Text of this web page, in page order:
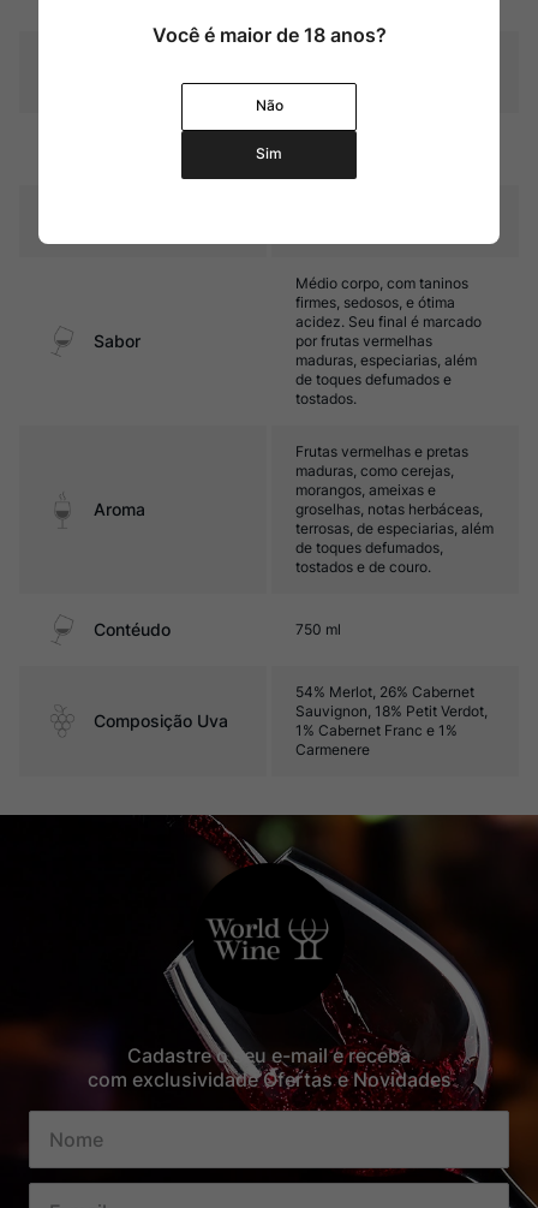
14 meses em barricas de
Sabor
Médio corpo, com taninos
firmes, sedosos, e ótima
acidez. Seu final é marcado
por frutas vermelhas
maduras, especiarias, além
de toques defumados e
tostados.
Aroma
Frutas vermelhas e pretas
maduras, como cerejas,
morangos, ameixas e
groselhas, notas herbáceas,
terrosas, de especiarias, além
de toques defumados,
tostados e de couro.
Contéudo 750 ml
Composição Uva
54% Merlot, 26% Cabernet
Sauvignon, 18% Petit Verdot,
1% Cabernet Franc e 1%
Carmenere
Cadastre o seu e-mail e receba
com exclusividade Ofertas e Novidades
Você é maior de 18 anos?
Não
Sim